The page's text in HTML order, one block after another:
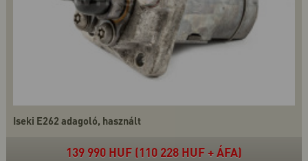
Iseki E262 adagoló, használt
139 990 HUF (110 228 HUF + ÁFA)